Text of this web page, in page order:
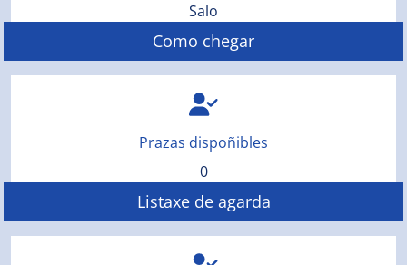
Salo
Como chegar
Prazas dispoñibles
0
Listaxe de agarda